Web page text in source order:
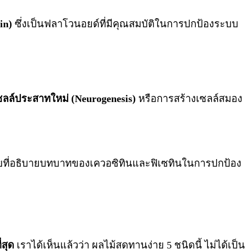
ซึ่งเป็นฟลาโวนอยด์ที่มีคุณสมบัติในการปกป้องระบบ
ลล์ประสาทใหม่ (Neurogenesis) หรือการสร้างเซลล์สมอง
ที่อธิบายบทบาทของเควอซิทินและฟิเซทินในการปกป้อง
สุด เราได้เห็นแล้วว่า ผลไม้สดทานง่าย 5 ชนิดนี้ ไม่ได้เป็น